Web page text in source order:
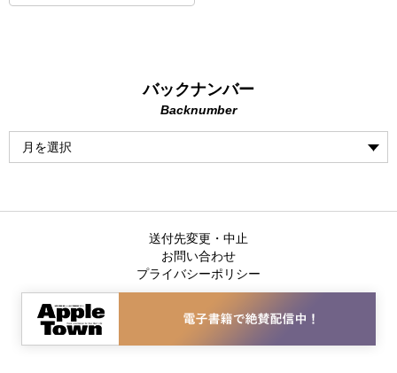
バックナンバー
Backnumber
送付先変更・中止
お問い合わせ
プライバシーポリシー